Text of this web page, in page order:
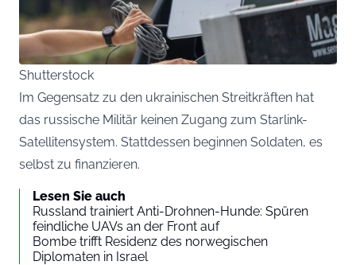
Shutterstock
Im Gegensatz zu den ukrainischen Streitkräften hat
das russische Militär keinen Zugang zum Starlink-
Satellitensystem. Stattdessen beginnen Soldaten, es
selbst zu finanzieren.
Lesen Sie auch
Russland trainiert Anti-Drohnen-Hunde: Spüren
feindliche UAVs an der Front auf
Bombe trifft Residenz des norwegischen
Diplomaten in Israel